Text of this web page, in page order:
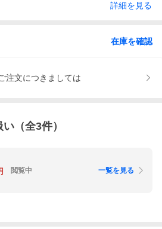
詳細を見る
在庫を確認
注文につきましては
い（全3件）
閲覧中 一覧を見る